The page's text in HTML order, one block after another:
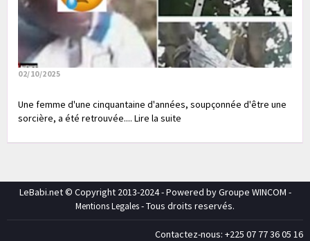
02/10/2025
Une femme d'une cinquantaine d'années, soupçonnée d'être une
sorcière, a été retrouvée.... Lire la suite
LeBabi.net © Copyright 2013-2024 - Powered by Groupe WINCOM -
Mentions Legales- Tous droits reservés.
Contactez-nous: +225 07 77 36 05 16